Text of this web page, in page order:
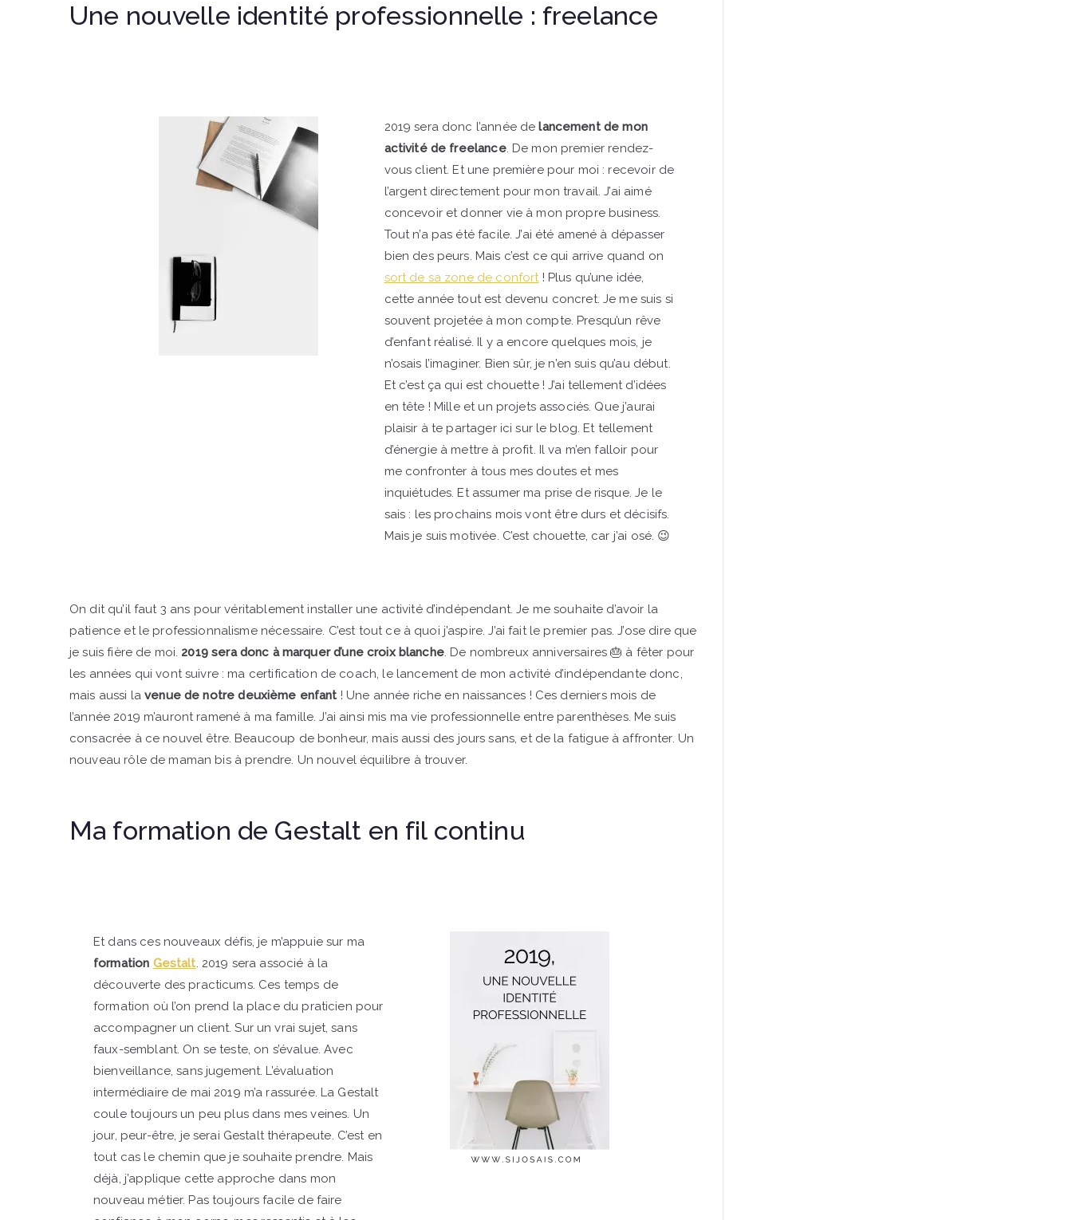
Une nouvelle identité professionnelle : freelance
2019 sera donc l’année delancement de mon
activité de freelance. De mon premier rendez-
vous client. Et une première pour moi : recevoir de
l’argent directement pour mon travail. J’ai aimé
concevoir et donner vie à mon propre business.
Tout n’a pas été facile. J’ai été amené à dépasser
bien des peurs. Mais c’est ce qui arrive quand on
sort de sa zone de confort! Plus qu’une idée,
cette année tout est devenu concret. Je me suis si
souvent projetée à mon compte. Presqu’un rêve
d’enfant réalisé. Il y a encore quelques mois, je
n’osais l’imaginer. Bien sûr, je n’en suis qu’au début.
Et c’est ça qui est chouette ! J’ai tellement d’idées
en tête ! Mille et un projets associés. Que j’aurai
plaisir à te partager ici sur le blog. Et tellement
d’énergie à mettre à profit. Il va m’en falloir pour
me confronter à tous mes doutes et mes
inquiétudes. Et assumer ma prise de risque. Je le
sais : les prochains mois vont être durs et décisifs.
Mais je suis motivée. C’est chouette, car j’ai osé. 😉
On dit qu’il faut 3 ans pour véritablement installer une activité d’indépendant. Je me souhaite d’avoir la
patience et le professionnalisme nécessaire. C’est tout ce à quoi j’aspire. J’ai fait le premier pas. J’ose dire que
je suis fière de moi. 2019 sera donc à marquer d’une croix blanche. De nombreux anniversaires 🎂 à fêter pour
les années qui vont suivre : ma certification de coach, le lancement de mon activité d’indépendante donc,
mais aussi lavenue de notre deuxième enfant ! Une année riche en naissances ! Ces derniers mois de
l’année 2019 m’auront ramené à ma famille. J’ai ainsi mis ma vie professionnelle entre parenthèses. Me suis
consacrée à ce nouvel être. Beaucoup de bonheur, mais aussi des jours sans, et de la fatigue à affronter. Un
nouveau rôle de maman bis à prendre. Un nouvel équilibre à trouver.
Ma formation de Gestalt en fil continu
Et dans ces nouveaux défis, je m’appuie sur ma
formation Gestalt. 2019 sera associé à la
découverte des practicums. Ces temps de
formation où l’on prend la place du praticien pour
accompagner un client. Sur un vrai sujet, sans
faux-semblant. On se teste, on s’évalue. Avec
bienveillance, sans jugement. L’évaluation
intermédiaire de mai 2019 m’a rassurée. La Gestalt
coule toujours un peu plus dans mes veines. Un
jour, peur-être, je serai Gestalt thérapeute. C’est en
tout cas le chemin que je souhaite prendre. Mais
déjà, j’applique cette approche dans mon
nouveau métier. Pas toujours facile de faire